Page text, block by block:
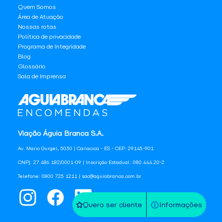
Quero ser cliente Informações
Viação Águia Branca S.A.
Av. Mario Gurgel, 5030 | Cariacica - ES - CEP: 29145-901
CNPJ: 27.486.182/0001-09 | Inscrição Estadual: 080.444.20-2
Telefone: 0800 725 1211 | sac@aguiabranca.com.br
Quem Somos
Área de Atuação
Nossas rotas
Política de privacidade
Programa de Integridade
Blog
Glossário
Sala de Imprensa